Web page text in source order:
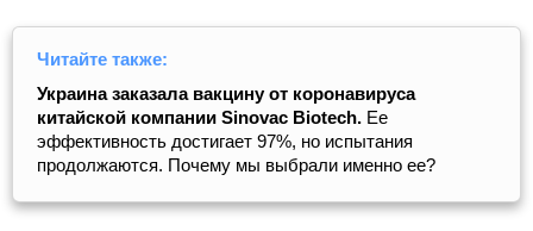
Читайте также:
Украина заказала вакцину от коронавируса
китайской компании Sinovac Biotech. Ее
эффективность достигает 97%, но испытания
продолжаются. Почему мы выбрали именно ее?